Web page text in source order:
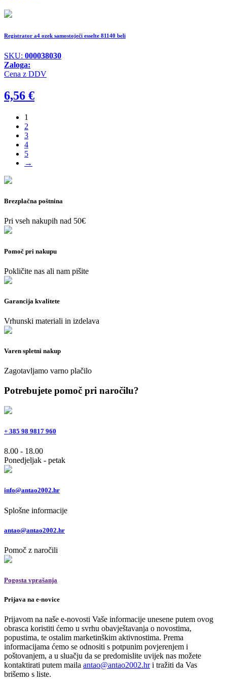
Registrator a4 ozek samostoječi esselte 81140 beli
SKU: 000038030
Zaloga:
Cena z DDV
6,56 €
1
2
3
4
5
→
Brezplačna poštnina
Pri vseh nakupih nad 50€
Pomoč pri nakupu
Pokličite nas ali nam pišite
Garancija kvalitete
Vrhunski materiali in izdelava
Varen spletni nakup
Zagotavljamo varno plačilo
Potrebujete pomoč pri naročilu?
+ 385 98 9817 960
8.00 - 18.00
Ponedjeljak - petak
info@antao2002.hr
Splošne informacije
antao@antao2002.hr
Pomoč z naročili
Pogosta vprašanja
Prijava na e-novice
Prijavom na naše e-novosti Vaše informacije unesene putem ovog
obrasca koristiti ćemo u svrhu obavještavanja o novostima,
popustima, te ostalim marketinškim aktivnostima. Prema
informacijama ćemo se odnositi s potpunim povjerenjem i
poštovanjem, a u sluačju da se predomislite uvijek nas možete
kontaktirati putem maila antao@antao2002.hri tražiti da Vas
brišemo s liste.